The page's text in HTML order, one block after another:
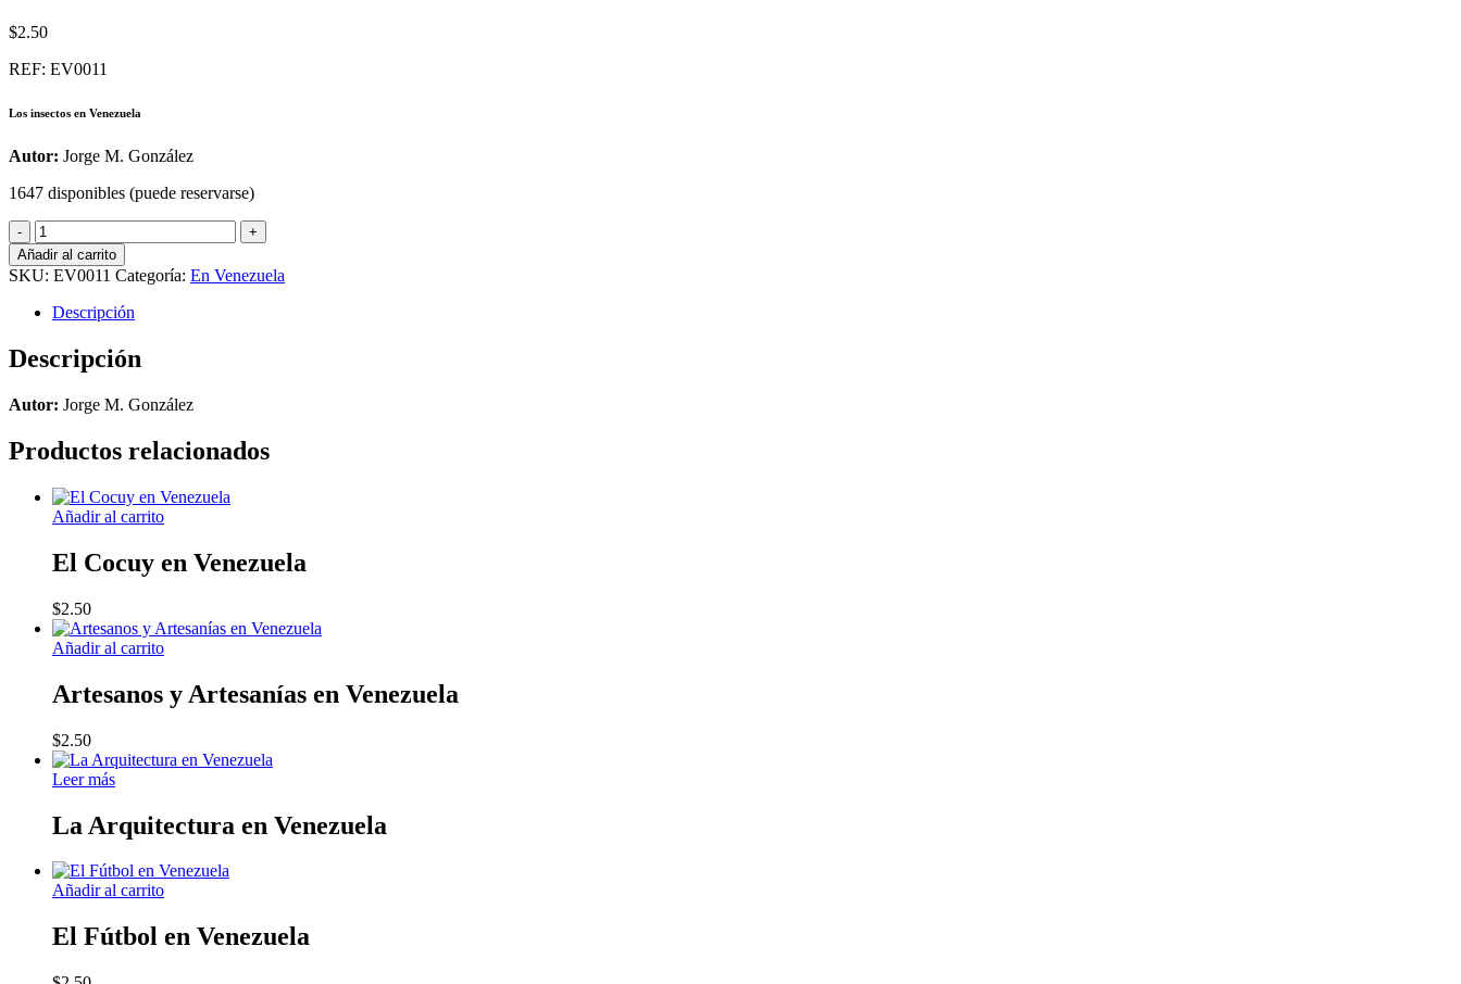
$2.50
REF: EV0011
Los insectos en Venezuela
Autor: Jorge M. González
1647 disponibles (puede reservarse)
Los
Insectos
en
Venezuela
cantidad
Añadir al carrito
SKU: EV0011 Categoría: En Venezuela
Descripción
Descripción
Autor: Jorge M. González
Productos relacionados
Añadir al carrito
El Cocuy en Venezuela
$2.50
Añadir al carrito
Artesanos y Artesanías en Venezuela
$2.50
Leer más
La Arquitectura en Venezuela
Añadir al carrito
El Fútbol en Venezuela